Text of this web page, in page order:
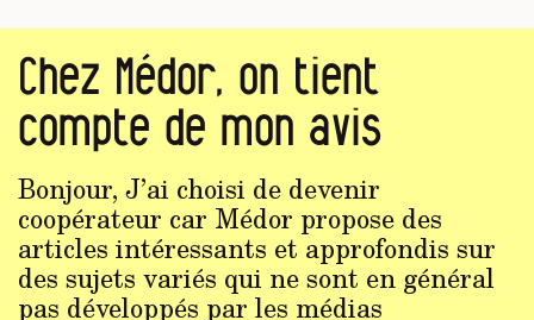
Chez Médor, on tient
compte de mon avis
Bonjour, J’ai choisi de devenir
coopérateur car Médor propose des
articles intéressants et approfondis sur
des sujets variés qui ne sont en général
pas développés par les médias